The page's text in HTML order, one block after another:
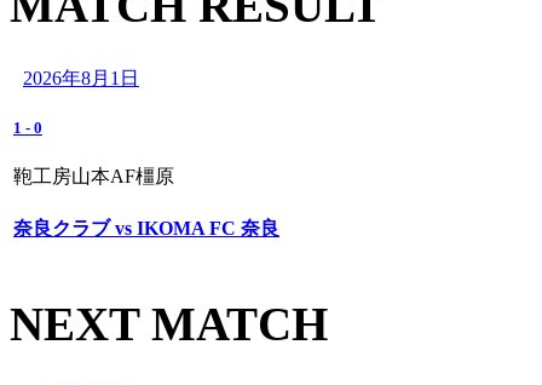
2026年8月1日
1 - 0
鞄工房山本AF橿原
奈良クラブ vs IKOMA FC 奈良
NEXT MATCH